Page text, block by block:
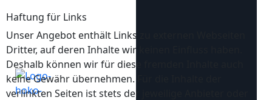
Haftung für Links
Unser Angebot enthält Links zu externen Webseiten
Dritter, auf deren Inhalte wir keinen Einfluss haben.
Deshalb können wir für diese fremden Inhalte auch
keine Gewähr übernehmen. Für die Inhalte der
verlinkten Seiten ist stets der jeweilige Anbieter oder